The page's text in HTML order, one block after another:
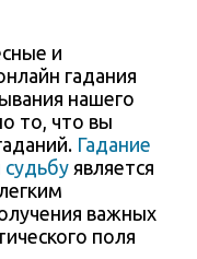
и
гадания
нашего
то, что вы
Гадание
является
важных
поля